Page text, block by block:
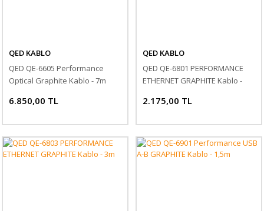
QED KABLO
QED QE-6605 Performance
Optical Graphite Kablo - 7m
6.850,00 TL
QED KABLO
QED QE-6801 PERFORMANCE
ETHERNET GRAPHITE Kablo -
2.175,00 TL